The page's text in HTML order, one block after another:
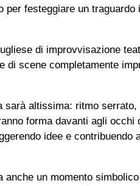
festeggiare un traguardo
di improvvisazione
scene completamente
sarà altissima: ritmo
forma davanti agli occhi
idee e contribuendo
anche un momento